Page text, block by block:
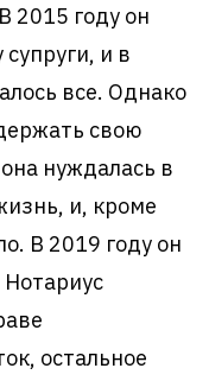
2015 году он
и в
все. Однако
свою
нуждалась в
и, кроме
В 2019 году он
остальное